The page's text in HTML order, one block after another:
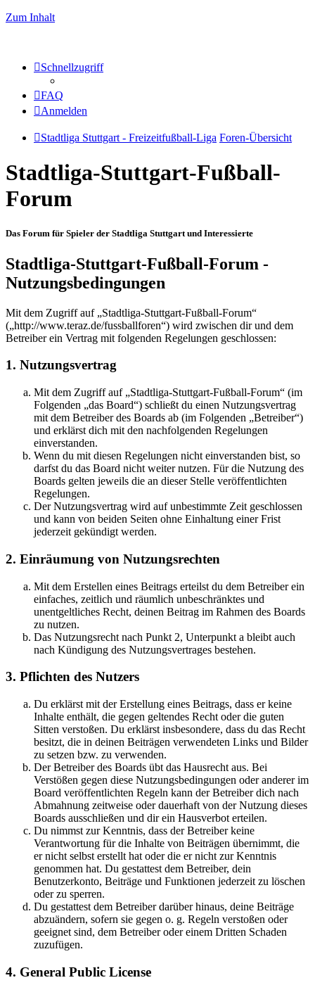
Zum Inhalt
Schnellzugriff
FAQ
Anmelden
Stadtliga Stuttgart - Freizeitfußball-Liga Foren-Übersicht
Stadtliga-Stuttgart-Fußball-
Forum
Das Forum für Spieler der Stadtliga Stuttgart und Interessierte
Stadtliga-Stuttgart-Fußball-Forum -
Nutzungsbedingungen
Mit dem Zugriff auf „Stadtliga-Stuttgart-Fußball-Forum“
(„http://www.teraz.de/fussballforen“) wird zwischen dir und dem
Betreiber ein Vertrag mit folgenden Regelungen geschlossen:
1. Nutzungsvertrag
Mit dem Zugriff auf „Stadtliga-Stuttgart-Fußball-Forum“ (im
Folgenden „das Board“) schließt du einen Nutzungsvertrag
mit dem Betreiber des Boards ab (im Folgenden „Betreiber“)
und erklärst dich mit den nachfolgenden Regelungen
einverstanden.
Wenn du mit diesen Regelungen nicht einverstanden bist, so
darfst du das Board nicht weiter nutzen. Für die Nutzung des
Boards gelten jeweils die an dieser Stelle veröffentlichten
Regelungen.
Der Nutzungsvertrag wird auf unbestimmte Zeit geschlossen
und kann von beiden Seiten ohne Einhaltung einer Frist
jederzeit gekündigt werden.
2. Einräumung von Nutzungsrechten
Mit dem Erstellen eines Beitrags erteilst du dem Betreiber ein
einfaches, zeitlich und räumlich unbeschränktes und
unentgeltliches Recht, deinen Beitrag im Rahmen des Boards
zu nutzen.
Das Nutzungsrecht nach Punkt 2, Unterpunkt a bleibt auch
nach Kündigung des Nutzungsvertrages bestehen.
3. Pflichten des Nutzers
Du erklärst mit der Erstellung eines Beitrags, dass er keine
Inhalte enthält, die gegen geltendes Recht oder die guten
Sitten verstoßen. Du erklärst insbesondere, dass du das Recht
besitzt, die in deinen Beiträgen verwendeten Links und Bilder
zu setzen bzw. zu verwenden.
Der Betreiber des Boards übt das Hausrecht aus. Bei
Verstößen gegen diese Nutzungsbedingungen oder anderer im
Board veröffentlichten Regeln kann der Betreiber dich nach
Abmahnung zeitweise oder dauerhaft von der Nutzung dieses
Boards ausschließen und dir ein Hausverbot erteilen.
Du nimmst zur Kenntnis, dass der Betreiber keine
Verantwortung für die Inhalte von Beiträgen übernimmt, die
er nicht selbst erstellt hat oder die er nicht zur Kenntnis
genommen hat. Du gestattest dem Betreiber, dein
Benutzerkonto, Beiträge und Funktionen jederzeit zu löschen
oder zu sperren.
Du gestattest dem Betreiber darüber hinaus, deine Beiträge
abzuändern, sofern sie gegen o. g. Regeln verstoßen oder
geeignet sind, dem Betreiber oder einem Dritten Schaden
zuzufügen.
4. General Public License